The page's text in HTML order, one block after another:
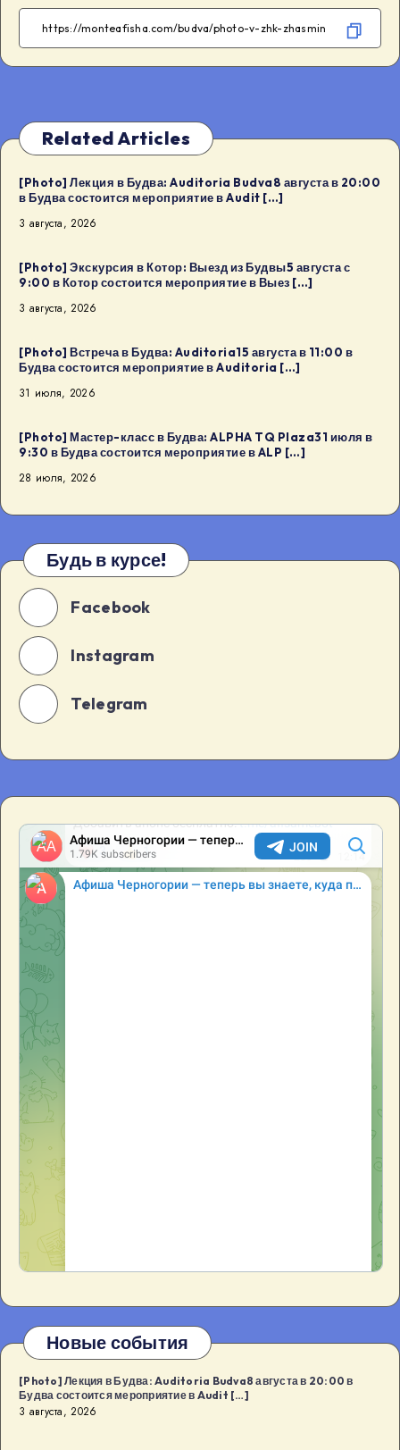
Facebook
Twitter
TelegramWhatsApp
Related Articles
[Photo] Лекция в Будва: Auditoria Budva8 августа в 20:00
в Будва состоится мероприятие в Audit […]
3 августа, 2026
[Photo] Экскурсия в Котор: Выезд из Будвы5 августа с
9:00 в Котор состоится мероприятие в Выез […]
3 августа, 2026
[Photo] Встреча в Будва: Auditoria15 августа в 11:00 в
Будва состоится мероприятие в Auditoria […]
31 июля, 2026
[Photo] Мастер-класс в Будва: ALPHA TQ Plaza31 июля в
9:30 в Будва состоится мероприятие в ALP […]
28 июля, 2026
Будь в курсе!
Facebook
Instagram
Telegram
Новые события
[Photo] Лекция в Будва: Auditoria Budva8 августа в 20:00 в
Будва состоится мероприятие в Audit […]
3 августа, 2026